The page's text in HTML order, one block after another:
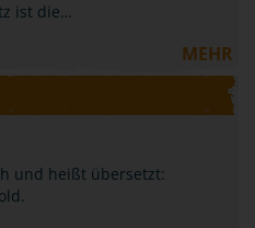
ist die…
MEHR
und heißt übersetzt: